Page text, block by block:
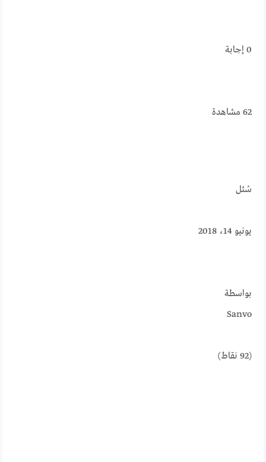
0 إجابة
62 مشاهدة
سُئل
يونيو 14، 2018
بواسطة
Sanvo
(
92 نقاط)